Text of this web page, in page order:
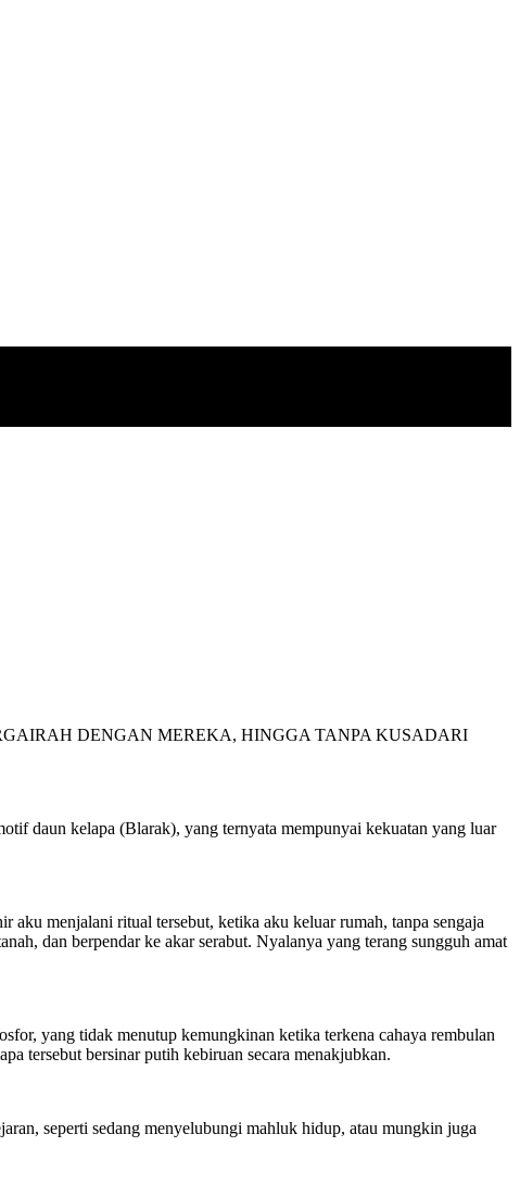
DENGAN MEREKA, HINGGA TANPA KUSADARI
daun kelapa (Blarak), yang ternyata mempunyai kekuatan yang luar
aku menjalani ritual tersebut, ketika aku keluar rumah, tanpa sengaja
dan berpendar ke akar serabut. Nyalanya yang terang sungguh amat
yang tidak menutup kemungkinan ketika terkena cahaya rembulan
tersebut bersinar putih kebiruan secara menakjubkan.
seperti sedang menyelubungi mahluk hidup, atau mungkin juga